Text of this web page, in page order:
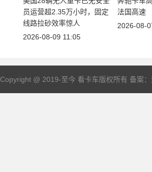
员运营超2.35万小时，固定
线路拉砂效率惊人
2026-08-09 11:05
法国高速
2026-08-
Copyright @ 2019-至今 看卡车版权所有 备案：